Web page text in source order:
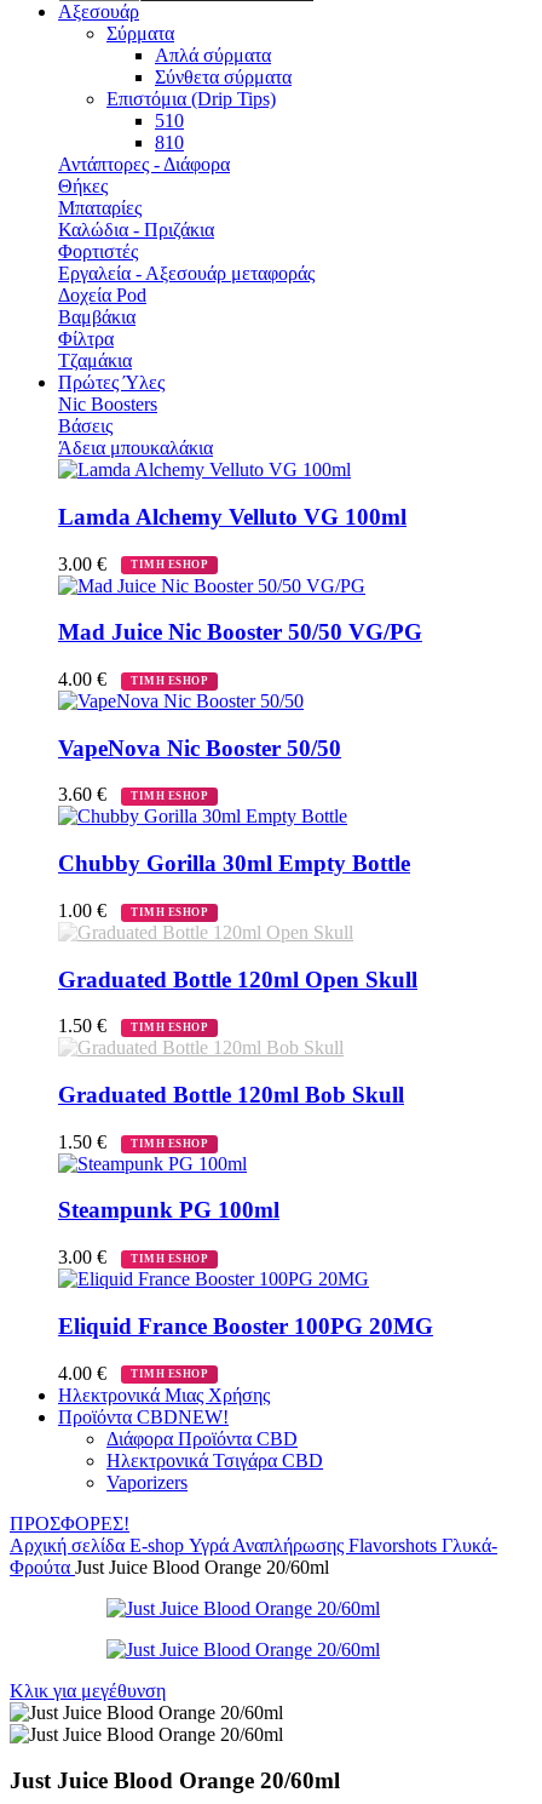
Αξεσουάρ
Σύρματα
Απλά σύρματα
Σύνθετα σύρματα
Επιστόμια (Drip Tips)
510
810
Αντάπτορες - Διάφορα
Θήκες
Μπαταρίες
Καλώδια - Πριζάκια
Φορτιστές
Εργαλεία - Αξεσουάρ μεταφοράς
Δοχεία Pod
Βαμβάκια
Φίλτρα
Τζαμάκια
Πρώτες Ύλες
Νic Boosters
Βάσεις
Άδεια μπουκαλάκια
Lamda Alchemy Velluto VG 100ml
3.00 € ΤΙΜΗ ESHOP
Mad Juice Nic Booster 50/50 VG/PG
4.00 € ΤΙΜΗ ESHOP
VapeNova Nic Booster 50/50
3.60 € ΤΙΜΗ ESHOP
Chubby Gorilla 30ml Empty Bottle
1.00 € ΤΙΜΗ ESHOP
Graduated Bottle 120ml Open Skull
1.50 € ΤΙΜΗ ESHOP
Graduated Bottle 120ml Bob Skull
1.50 € ΤΙΜΗ ESHOP
Steampunk PG 100ml
3.00 € ΤΙΜΗ ESHOP
Eliquid France Booster 100PG 20MG
4.00 € ΤΙΜΗ ESHOP
Ηλεκτρονικά Μιας Χρήσης
Προϊόντα CBDNEW!
Διάφορα Προϊόντα CBD
Ηλεκτρονικά Τσιγάρα CBD
Vaporizers
ΠΡΟΣΦΟΡΕΣ!
Αρχική σελίδα E-shop Υγρά Αναπλήρωσης Flavorshots Γλυκά-
Φρούτα Just Juice Blood Orange 20/60ml
Κλικ για μεγέθυνση
Just Juice Blood Orange 20/60ml